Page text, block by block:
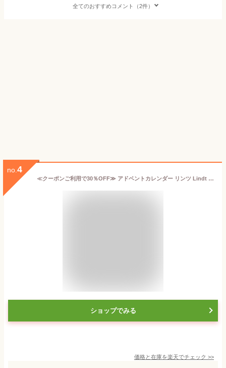
全てのおすすめコメント（2件）
no. 4
≪クーポンご利用で30％OFF≫ アドベントカレンダー リンツ Lindt チョコレート メリークリスマス 115g｜お歳暮 クリスマス お歳暮 チョコ ギフト プレゼント プチギフト 可愛い 洋菓子 スイーツ お菓子 おしゃれ 個包装 小分け リンツチョコ 誕生日 手土産
ショップでみる
価格と在庫を楽天でチェック >>